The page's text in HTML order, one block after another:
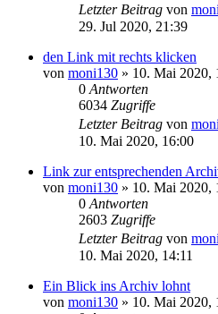
Letzter Beitrag von
29. Jul 2020, 21:39
den Link mit rechts klicken
von moni130 » 10. Mai 2020,
0 Antworten
6034 Zugriffe
Letzter Beitrag von
10. Mai 2020, 16:00
Link zur entsprechenden
von moni130 » 10. Mai 2020,
0 Antworten
2603 Zugriffe
Letzter Beitrag von
10. Mai 2020, 14:11
Ein Blick ins Archiv lohnt
von moni130 » 10. Mai 2020,